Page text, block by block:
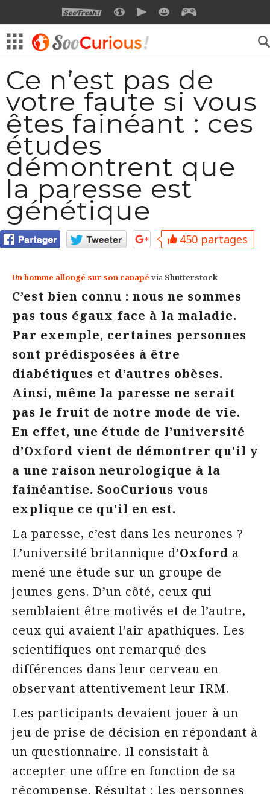
SOOFRESHSOOCURIOUSSOOMOTION
SOOSMILE
Ce n’est pas de
votre faute si vous
êtes fainéant : ces
études
démontrent que
la paresse est
génétique
450 partages
Un homme allongé sur son canapé via Shutterstock
C’est bien connu : nous ne sommes
pas tous égaux face à la maladie.
Par exemple, certaines personnes
sont prédisposées à être
diabétiques et d’autres obèses.
Ainsi, même la paresse ne serait
pas le fruit de notre mode de vie.
En effet, une étude de l’université
d’Oxford vient de démontrer qu’il y
a une raison neurologique à la
fainéantise. SooCurious vous
explique ce qu’il en est.
La paresse, c’est dans les neurones ?
L’université britannique d’Oxford a
mené une étude sur un groupe de
jeunes gens. D’un côté, ceux qui
semblaient être motivés et de l’autre,
ceux qui avaient l’air apathiques. Les
scientifiques ont remarqué des
différences dans leur cerveau en
observant attentivement leur IRM.
Les participants devaient jouer à un
jeu de prise de décision en répondant à
un questionnaire. Il consistait à
accepter une offre en fonction de sa
récompense. Résultat : les personnes